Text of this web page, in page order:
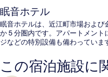
眠音ホテル
眠音ホテルは、近江町市場およ
か 5 分圏内です。アパートメン
ジなどの特別設備も備わっていま
この宿泊施設に